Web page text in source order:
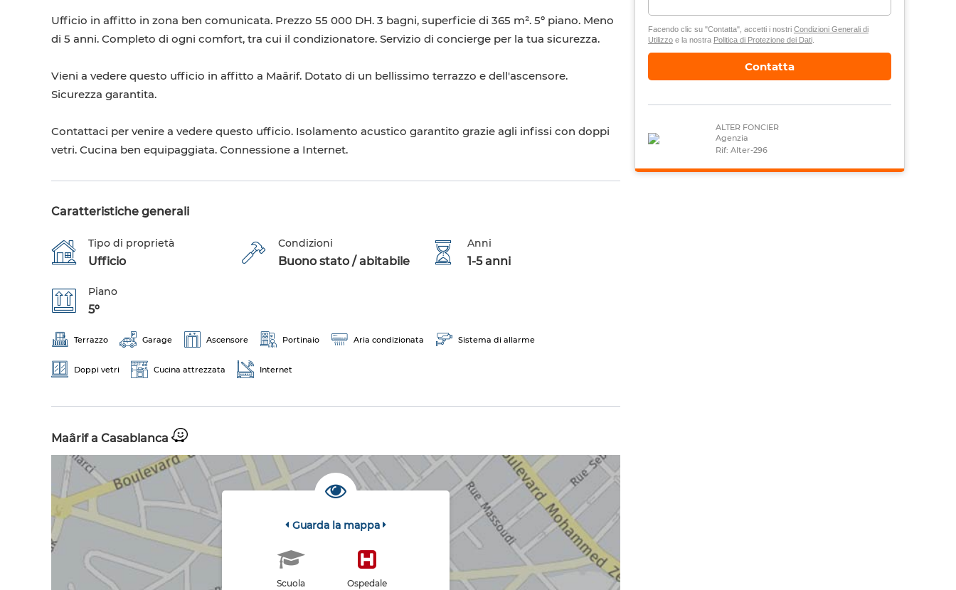
Ufficio in affitto in zona ben comunicata. Prezzo 55 000 DH. 3 bagni, superficie di 365 m². 5º piano. Meno
di 5 anni. Completo di ogni comfort, tra cui il condizionatore. Servizio di concierge per la tua sicurezza.
Vieni a vedere questo ufficio in affitto a Maârif. Dotato di un bellissimo terrazzo e dell'ascensore.
Sicurezza garantita.
Contattaci per venire a vedere questo ufficio. Isolamento acustico garantito grazie agli infissi con doppi
vetri. Cucina ben equipaggiata. Connessione a Internet.
Caratteristiche generali
Tipo di proprietà
Ufficio
Condizioni
Buono stato / abitabile
Anni
1-5 anni
Piano
5º
Terrazzo Garage Ascensore Portinaio Aria condizionata Sistema di allarme
Doppi vetri Cucina attrezzata Internet
Maârif a Casablanca
Guarda la mappa
Scuola Ospedale
Facendo clic su "Contatta", accetti i nostri Condizioni Generali di
Utilizzoe la nostra Politica di Protezione dei Dati.
Contatta
ALTER FONCIER
Agenzia
Rif: Alter-296